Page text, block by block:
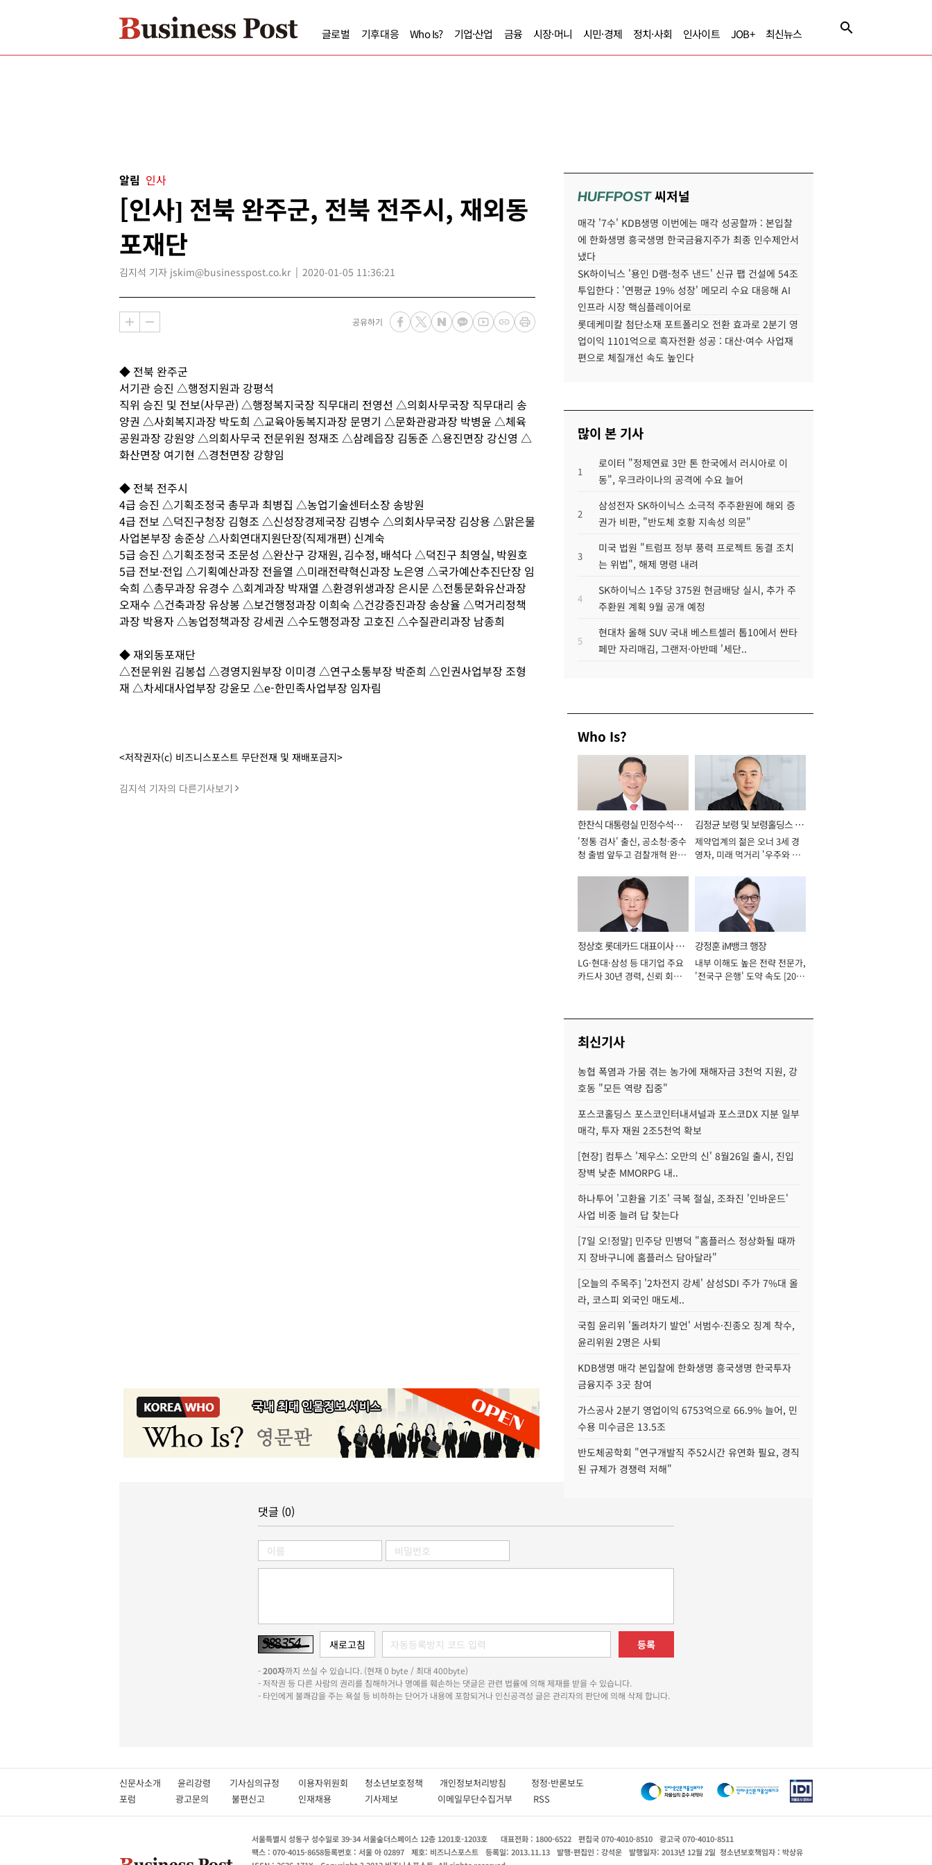
글로벌 기후대응 Who Is? 기업·산업 금융 시장·머니 시민·경제 정치·사회 인사이트 JOB+ 최신뉴스
알림 인사
[인사] 전북 완주군, 전북 전주시, 재외동
포재단
김지석 기자 jskim@businesspost.co.kr 2020-01-05 11:36:21
공유하기
◆ 전북 완주군
서기관 승진 △행정지원과 강평석
직위 승진 및 전보(사무관) △행정복지국장 직무대리 전영선 △의회사무국장 직무대리 송
양권 △사회복지과장 박도희 △교육아동복지과장 문명기 △문화관광과장 박병윤 △체육
공원과장 강원양 △의회사무국 전문위원 정재조 △삼례읍장 김동준 △용진면장 강신영 △
화산면장 여기현 △경천면장 강향임
◆ 전북 전주시
4급 승진 △기획조정국 총무과 최병집 △농업기술센터소장 송방원
4급 전보 △덕진구청장 김형조 △신성장경제국장 김병수 △의회사무국장 김상용 △맑은물
사업본부장 송준상 △사회연대지원단장(직제개편) 신계숙
5급 승진 △기획조정국 조문성 △완산구 강재원, 김수정, 배석다 △덕진구 최영실, 박원호
5급 전보·전입 △기획예산과장 전을열 △미래전략혁신과장 노은영 △국가예산추진단장 임
숙희 △총무과장 유경수 △회계과장 박재열 △환경위생과장 은시문 △전통문화유산과장
오재수 △건축과장 유상봉 △보건행정과장 이희숙 △건강증진과장 송상율 △먹거리정책
과장 박용자 △농업정책과장 강세권 △수도행정과장 고호진 △수질관리과장 남종희
◆ 재외동포재단
△전문위원 김봉섭 △경영지원부장 이미경 △연구소통부장 박준희 △인권사업부장 조형
재 △차세대사업부장 강윤모 △e-한민족사업부장 임자림
<저작권자(c) 비즈니스포스트 무단전재 및 재배포금지>
김지석 기자의 다른기사보기
HUFFPOST씨저널
매각 '7수' KDB생명 이번에는 매각 성공할까 : 본입찰
에 한화생명 흥국생명 한국금융지주가 최종 인수제안서
냈다
SK하이닉스 '용인 D램-청주 낸드' 신규 팹 건설에 54조
투입한다 : '연평균 19% 성장' 메모리 수요 대응해 AI
인프라 시장 핵심플레이어로
롯데케미칼 첨단소재 포트폴리오 전환 효과로 2분기 영
업이익 1101억으로 흑자전환 성공 : 대산·여수 사업재
편으로 체질개선 속도 높인다
많이 본 기사
1
로이터 "정제연료 3만 톤 한국에서 러시아로 이
동", 우크라이나의 공격에 수요 늘어
2
삼성전자 SK하이닉스 소극적 주주환원에 해외 증
권가 비판, "반도체 호황 지속성 의문"
3
미국 법원 "트럼프 정부 풍력 프로젝트 동결 조치
는 위법", 해제 명령 내려
4
SK하이닉스 1주당 375원 현금배당 실시, 추가 주
주환원 계획 9월 공개 예정
5
현대차 올해 SUV 국내 베스트셀러 톱10에서 싼타
페만 자리매김, 그랜저·아반떼 '세단..
Who Is?
한찬식 대통령실 민정수석비
서관
'정통 검사' 출신, 공소청·중수
청 출범 앞두고 검찰개혁 완수
김정균 보령 및 보령홀딩스 대
표이사 사장
제약업계의 젊은 오너 3세 경
영자, 미래 먹거리 '우주와 헬
정상호 롯데카드 대표이사 사
장
LG·현대·삼성 등 대기업 주요
카드사 30년 경력, 신뢰 회복
강정훈 iM뱅크 행장
내부 이해도 높은 전략 전문가,
'전국구 은행' 도약 속도 [2026
최신기사
농협 폭염과 가뭄 겪는 농가에 재해자금 3천억 지원, 강
호동 "모든 역량 집중"
포스코홀딩스 포스코인터내셔널과 포스코DX 지분 일부
매각, 투자 재원 2조5천억 확보
[현장] 컴투스 '제우스: 오만의 신' 8월26일 출시, 진입
장벽 낮춘 MMORPG 내..
하나투어 '고환율 기조' 극복 절실, 조좌진 '인바운드'
사업 비중 늘려 답 찾는다
[7일 오!정말] 민주당 민병덕 "홈플러스 정상화될 때까
지 장바구니에 홈플러스 담아달라"
[오늘의 주목주] '2차전지 강세' 삼성SDI 주가 7%대 올
라, 코스피 외국인 매도세..
국힘 윤리위 '돌려차기 발언' 서범수·진종오 징계 착수,
윤리위원 2명은 사퇴
KDB생명 매각 본입찰에 한화생명 흥국생명 한국투자
금융지주 3곳 참여
가스공사 2분기 영업이익 6753억으로 66.9% 늘어, 민
수용 미수금은 13.5조
반도체공학회 "연구개발직 주52시간 유연화 필요, 경직
된 규제가 경쟁력 저해"
댓글 (0)
등록
-200자까지 쓰실 수 있습니다. (현재 0 byte / 최대 400byte)
- 저작권 등 다른 사람의 권리를 침해하거나 명예를 훼손하는 댓글은 관련 법률에 의해 제재를 받을 수 있습니다.
- 타인에게 불쾌감을 주는 욕설 등 비하하는 단어가 내용에 포함되거나 인신공격성 글은 관리자의 판단에 의해 삭제 합니다.
신문사소개 윤리강령 기사심의규정 이용자위원회 청소년보호정책 개인정보처리방침 정정·반론보도
포럼
광고문의 불편신고 인재채용 기사제보 이메일무단수집거부 RSS
서울특별시 성동구 성수일로 39-34 서울숲더스페이스 12층 1201호-1203호 대표전화 : 1800-6522 편집국 070-4010-8510
광고국 070-4010-8511
팩스 : 070-4015-8658등록번호 : 서울 아 02897 제호: 비즈니스포스트 등록일: 2013.11.13 발행·편집인 : 강석운 발행일자: 2013년 12월 2일 청소년보호책임자 : 박상유